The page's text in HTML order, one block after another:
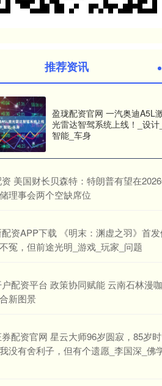
推荐资讯
盈珑配资官网 一汽奥迪A5L
光雷达智驾系统上线！_设计_
智能_车身
美国财长贝森特：特朗普有望在
理事会两个空缺席位
资APP下载 《明末：渊虚之羽》首
冤，但前途光明_游戏_玩家_问题
配资平台 政策协同赋能 云南石林漫咖
新图景
配资官网 星云大师96岁圆寂，85岁
没有舍利子，但有个遗愿_李国深_佛学